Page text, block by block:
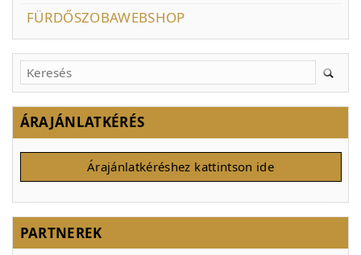
FÜRDŐSZOBAWEBSHOP
ÁRAJÁNLATKÉRÉS
Árajánlatkéréshez kattintson ide
PARTNEREK